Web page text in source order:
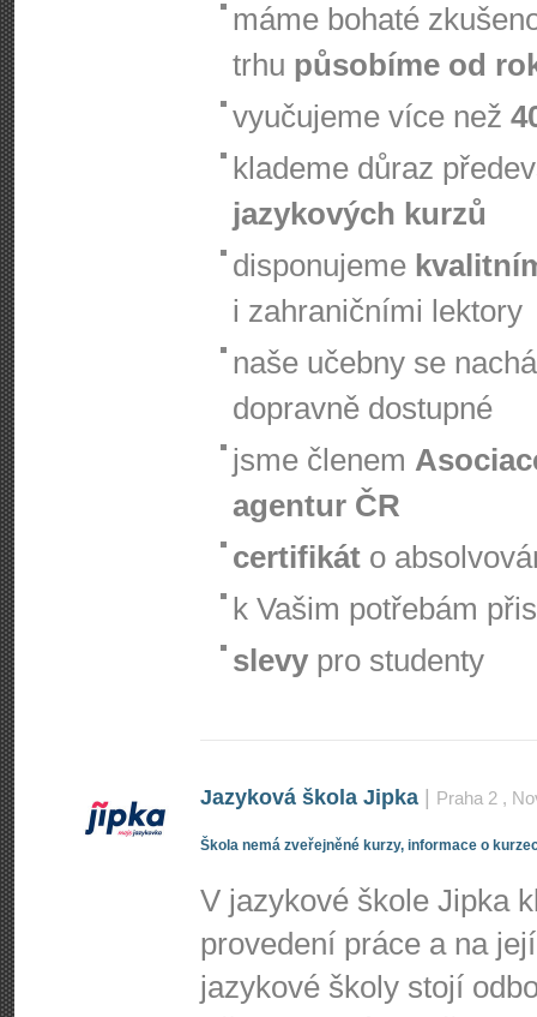
máme bohaté
trhu působíme od
vyučujeme více než
klademe důraz
jazykových kurzů
disponujeme
i zahraničními lektory
naše učebny se
dopravně dostupné
jsme členem
agentur ČR
certifikát o
k Vašim potřebám
slevy pro studenty
Jazyková škola Jipka Praha 2 ,
Škola nemá zveřejněné kurzy, informace o
V jazykové škole Jipka
provedení práce a na
jazykové školy stojí